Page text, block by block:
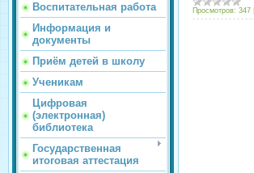
Воспитательная работа
Информация и
документы
Приём детей в школу
Ученикам
Цифровая
(электронная)
библиотека
Государственная
итоговая аттестация
Просмотров: 347